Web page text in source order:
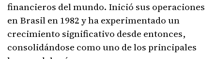
financieros del mundo. Inició sus operaciones
en Brasil en 1982 y ha experimentado un
crecimiento significativo desde entonces,
consolidándose como uno de los principales